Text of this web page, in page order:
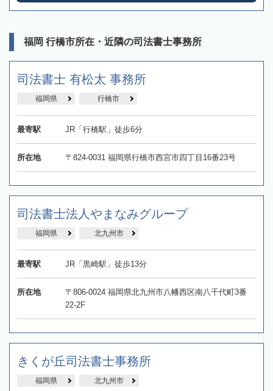
福岡 行橋市所在・近隣の司法書士事務所
司法書士 有松太 事務所
福岡県 行橋市
最寄駅 JR「行橋駅」徒歩6分
所在地 〒824-0031 福岡県行橋市西宮市四丁目16番23号
司法書士法人やまなみグループ
福岡県 北九州市
最寄駅 JR「黒崎駅」徒歩13分
所在地
〒806-0024 福岡県北九州市八幡西区南八千代町3番
22-2F
きくが丘司法書士事務所
福岡県 北九州市